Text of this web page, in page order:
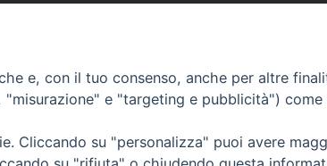
e, con il tuo consenso, anche per altre
e "targeting e pubblicità")
Cliccando su "personalizza" puoi avere